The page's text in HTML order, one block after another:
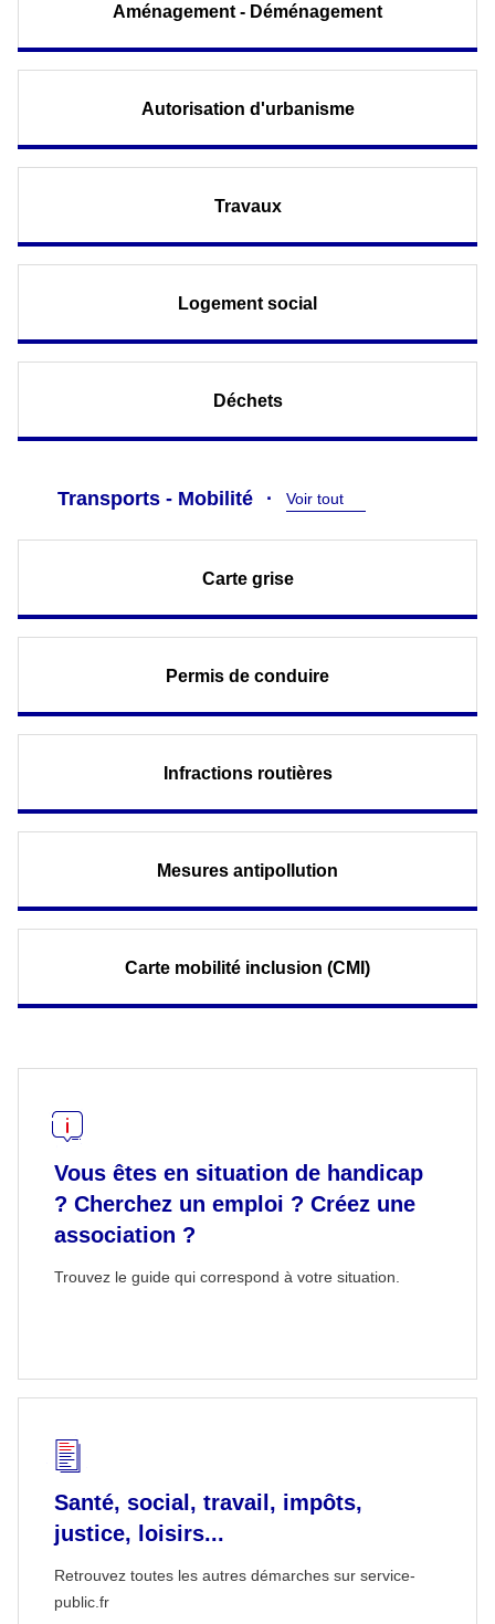
Aménagement - Déménagement
Autorisation d'urbanisme
Travaux
Logement social
Déchets
Transports - Mobilité Voir tout
Carte grise
Permis de conduire
Infractions routières
Mesures antipollution
Carte mobilité inclusion (CMI)
Vous êtes en situation de handicap
? Cherchez un emploi ? Créez une
association ?
Trouvez le guide qui correspond à votre situation.
Santé, social, travail, impôts,
justice, loisirs...
Retrouvez toutes les autres démarches sur service-
public.fr